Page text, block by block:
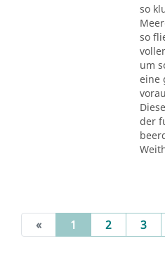
so
so
um
eine
der
« 1 (current)
2 3